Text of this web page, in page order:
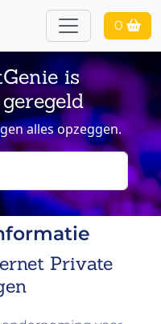
0
is
alles opzeggen.
Private